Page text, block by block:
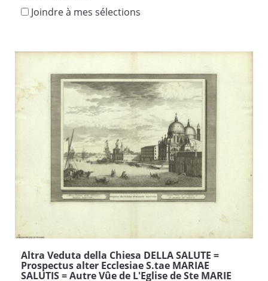
Joindre à mes sélections
Altra Veduta della Chiesa DELLA SALUTE =
Prospectus alter Ecclesiae S.tae MARIAE
SALUTIS = Autre Vûe de L'Eglise de Ste MARIE